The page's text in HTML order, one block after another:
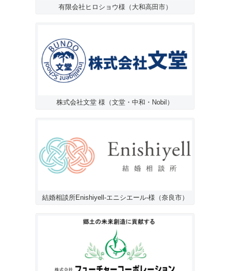
有限会社ヒロショウ様（大和高田市）
株式会社文堂 様（文堂・中和・Nobil）
結婚相談所Enishiyell-エニシエール-様（奈良市）